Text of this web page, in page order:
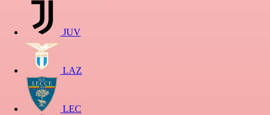
JUV
LAZ
LEC